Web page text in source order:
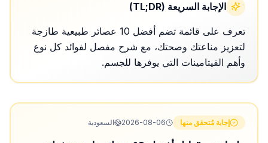
الإجابة السريعة (TL;DR)
تعرف على قائمة تضم أفضل 10 عصائر طبيعية طازجة
لتعزيز مناعتك وصحتك، مع شرح مفصل لفوائد كل نوع
وأهم الفيتامينات التي يوفرها للجسم.
إجابة مُتحقق منها 2026-08-06 السعودية